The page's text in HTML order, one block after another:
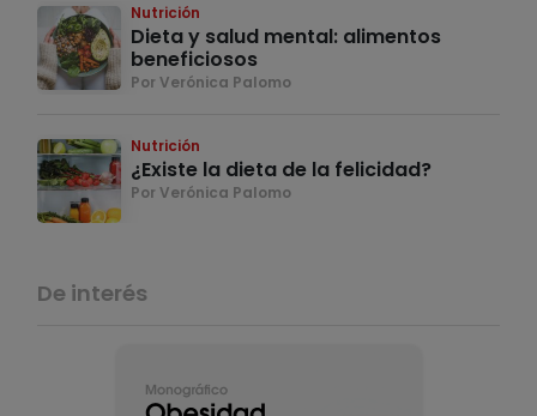
Nutrición
Dieta y salud mental: alimentos
beneficiosos
Por Verónica Palomo
Nutrición
¿Existe la dieta de la felicidad?
Por Verónica Palomo
De interés